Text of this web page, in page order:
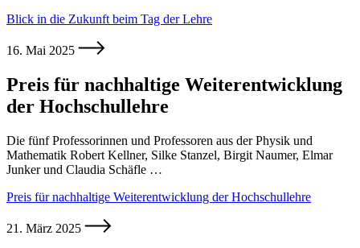
Blick in die Zukunft beim Tag der Lehre
16. Mai 2025
Preis für nachhaltige Weiterentwicklung
der Hochschullehre
Die fünf Professorinnen und Professoren aus der Physik und
Mathematik Robert Kellner, Silke Stanzel, Birgit Naumer, Elmar
Junker und Claudia Schäfle …
Preis für nachhaltige Weiterentwicklung der Hochschullehre
21. März 2025